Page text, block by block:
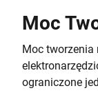
Moc
Moc tworzenia
ograniczone